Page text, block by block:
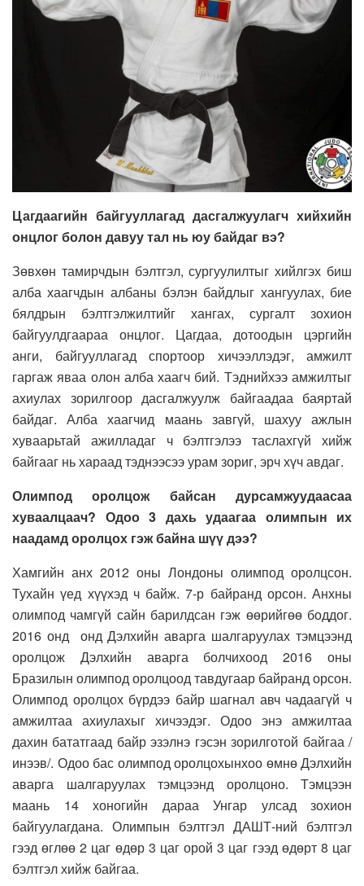
Цагдаагийн байгууллагад дасгалжуулагч хийхийн
онцлог болон давуу тал нь юу байдаг вэ?
Зөвхөн тамирчдын бэлтгэл, сургуулилтыг хийлгэх биш
алба хаагчдын албаны бэлэн байдлыг хангуулах, бие
бялдрын бэлтгэлжилтийг хангах, сургалт зохион
байгуулдгаараа онцлог. Цагдаа, дотоодын цэргийн
анги, байгууллагад спортоор хичээллэдэг, амжилт
гаргаж яваа олон алба хаагч бий. Тэднийхээ амжилтыг
ахиулах зорилгоор дасгалжуулж байгаадаа баяртай
байдаг. Алба хаагчид маань завгүй, шахуу ажлын
хуваарьтай ажилладаг ч бэлтгэлээ таслахгүй хийж
байгааг нь хараад тэднээсээ урам зориг, эрч хүч авдаг.
Олимпод оролцож байсан дурсамжуудаасаа
хуваалцаач? Одоо 3 дахь удаагаа олимпын их
наадамд оролцох гэж байна шүү дээ?
Хамгийн анх 2012 оны Лондоны олимпод оролцсон.
Тухайн үед хүүхэд ч байж. 7-р байранд орсон. Анхны
олимпод чамгүй сайн барилдсан гэж өөрийгөө боддог.
2016 онд онд Дэлхийн аварга шалгаруулах тэмцээнд
оролцож Дэлхийн аварга болчихоод 2016 оны
Бразилын олимпод оролцоод тавдугаар байранд орсон.
Олимпод оролцох бүрдээ байр шагнал авч чадаагүй ч
амжилтаа ахиулахыг хичээдэг. Одоо энэ амжилтаа
дахин бататгаад байр эзэлнэ гэсэн зорилготой байгаа /
инээв/. Одоо бас олимпод оролцохынхоо өмнө Дэлхийн
аварга шалгаруулах тэмцээнд оролцоно. Тэмцээн
маань 14 хоногийн дараа Унгар улсад зохион
байгуулагдана. Олимпын бэлтгэл ДАШТ-ний бэлтгэл
гээд өглөө 2 цаг өдөр 3 цаг орой 3 цаг гээд өдөрт 8 цаг
бэлтгэл хийж байгаа.